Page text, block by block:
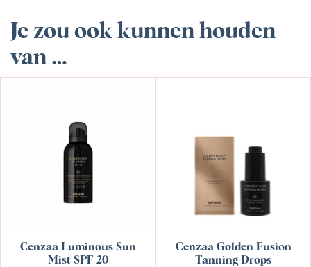
Je zou ook kunnen houden
van …
Cenzaa Luminous Sun
Mist SPF 20
Cenzaa Golden Fusion
Tanning Drops